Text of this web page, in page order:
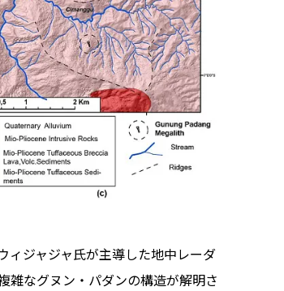
ジャジャ氏が主導した地中レーダ
雑なグヌン・パダンの構造が解明さ